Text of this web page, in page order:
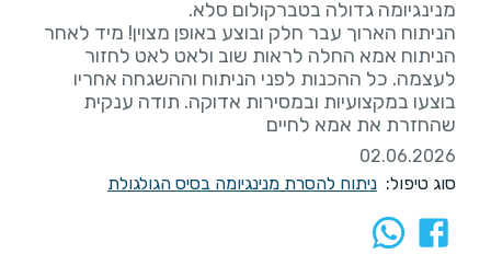
הניתוח הארוך עבר חלק ובוצע באופן מצוין! מיד לאחר
הניתוח אמא החלה לראות שוב ולאט לאט לחזור
לעצמה. כל ההכנות לפני הניתוח וההשגחה אחריו
בוצעו במקצועיות ובמסירות אדוקה. תודה ענקית
שהחזרת את אמא לחיים
02.06.2026
סוג טיפול: ניתוח להסרת מנינגיומה בסיס הגולגולת